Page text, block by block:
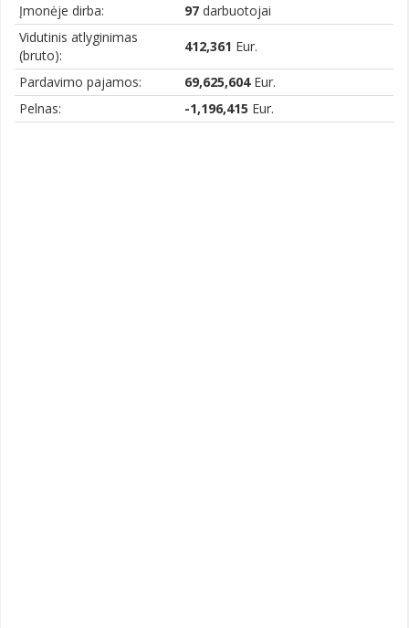
Įmonėje dirba:
97 darbuotojai
Vidutinis atlyginimas
(bruto):
412,361 Eur.
Pardavimo pajamos: 69,625,604Eur.
Pelnas:
-1,196,415 Eur.